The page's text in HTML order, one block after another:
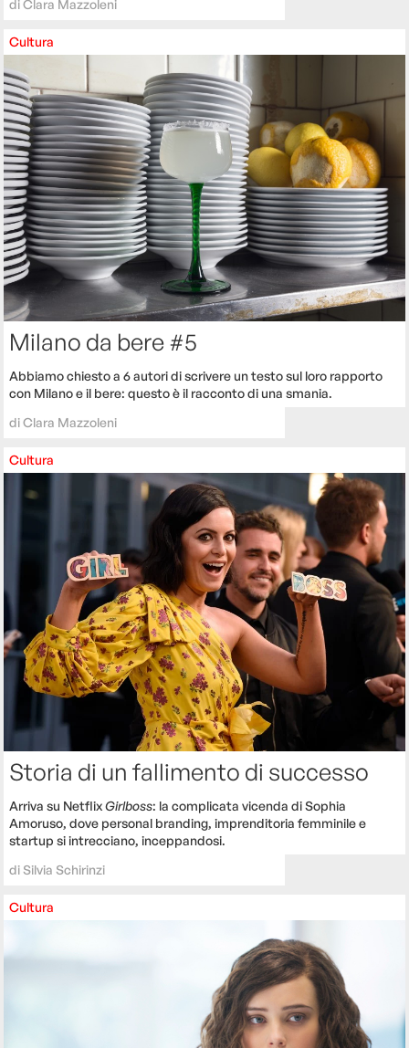
diClara Mazzoleni
Cultura
Milano da bere #5
Abbiamo chiesto a 6 autori di scrivere un testo sul loro rapporto
con Milano e il bere: questo è il racconto di una smania.
diClara Mazzoleni
Cultura
Storia di un fallimento di successo
Arriva su NetflixGirlboss: la complicata vicenda di Sophia
Amoruso, dove personal branding, imprenditoria femminile e
startup si intrecciano, inceppandosi.
diSilvia Schirinzi
Cultura